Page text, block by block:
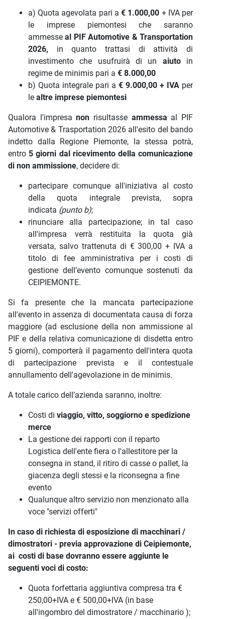
a) Quota agevolata pari a € 1.000,00 + IVA per
le imprese piemontesi che saranno
ammesse al PIF Automotive & Transportation
2026, in quanto trattasi di attività di
investimento che usufruirà di un aiutoin
regime de minimis pari a € 8.000,00
b) Quota integrale pari a € 9.000,00 + IVA per
le altre imprese piemontesi
Qualora l'impresanon risultasse ammessa al PIF
Automotive & Trasportation 2026 all'esito del bando
indetto dalla Regione Piemonte, la stessa potrà,
entro 5 giorni dal ricevimento della comunicazione
di non ammissione, decidere di:
partecipare comunque all'iniziativa al costo
della quota integrale prevista, sopra
indicata (punto b);
rinunciare alla partecipazione; in tal caso
all'impresa verrà restituita la quota già
versata, salvo trattenuta di € 300,00 + IVA a
titolo di fee amministrativa per i costi di
gestione dell’evento comunque sostenuti da
CEIPIEMONTE.
Si fa presente che la mancata partecipazione
all'evento in assenza di documentata causa di forza
maggiore (ad esclusione della non ammissione al
PIF e della relativa comunicazione di disdetta entro
5 giorni), comporterà il pagamento dell'intera quota
di partecipazione prevista e il contestuale
annullamento dell'agevolazione in de minimis.
A totale carico dell’azienda saranno, inoltre:
Costi di viaggio, vitto, soggiorno e spedizione
merce
La gestione dei rapporti con il reparto
Logistica dell'ente fiera o l'allestitore per la
consegna in stand, il ritiro di casse o pallet, la
giacenza degli stessi e la riconsegna a fine
evento
Qualunque altro servizio non menzionato alla
voce "servizi offerti"
In caso di richiesta di esposizione di macchinari /
dimostratori - previa approvazione di Ceipiemonte,
ai costi di base dovranno essere aggiunte le
seguenti voci di costo:
Quota forfettaria aggiuntiva compresa tra €
250,00+IVA e € 500,00+IVA (in base
all'ingombro del dimostratore / macchinario );